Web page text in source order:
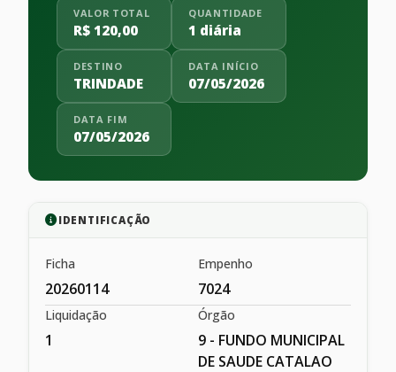
VALOR TOTAL
R$ 120,00
QUANTIDADE
1 diária
DESTINO
TRINDADE
DATA INÍCIO
07/05/2026
DATA FIM
07/05/2026
IDENTIFICAÇÃO
Ficha
20260114
Empenho
7024
Liquidação
1
Órgão
9 - FUNDO MUNICIPAL
DE SAUDE CATALAO